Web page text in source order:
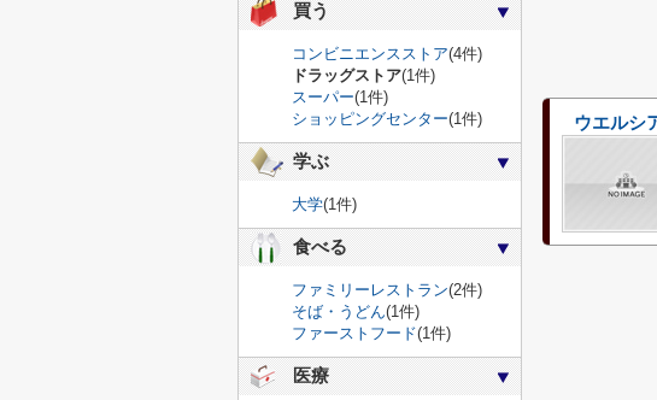
ウエルシ
買う
コンビニエンスストア(4件)
ドラッグストア(1件)
スーパー(1件)
ショッピングセンター(1件)
学ぶ
大学(1件)
食べる
ファミリーレストラン(2件)
そば・うどん(1件)
ファーストフード(1件)
医療